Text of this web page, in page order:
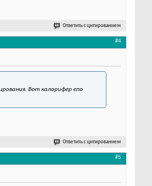
Ответить с цитированием
#4
Вот калорифер епо
Ответить с цитированием
#5